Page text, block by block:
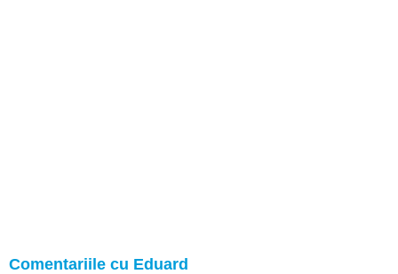
Comentariile cu Eduard